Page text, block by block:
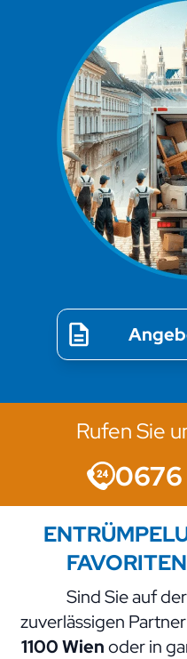
Rufen Sie
0676
Sind Sie auf
zuverlässigen
1100 Wienoder in